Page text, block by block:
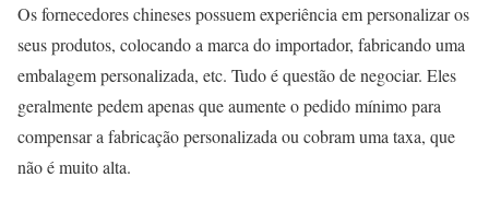
Os fornecedores chineses possuem experiência em personalizar os
seus produtos, colocando a marca do importador, fabricando uma
embalagem personalizada, etc. Tudo é questão de negociar. Eles
geralmente pedem apenas que aumente o pedido mínimo para
compensar a fabricação personalizada ou cobram uma taxa, que
não é muito alta.